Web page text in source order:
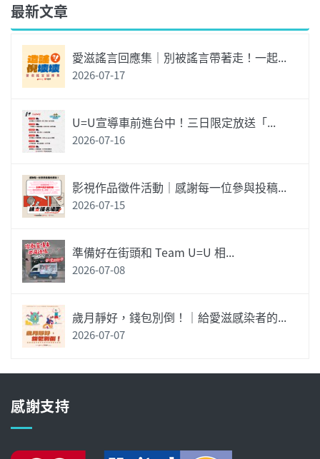
最新文章
愛滋謠言回應集｜別被謠言帶著走！一起...
2026-07-17
U=U宣導車前進台中！三日限定放送「...
2026-07-16
影視作品徵件活動｜感謝每一位參與投稿...
2026-07-15
準備好在街頭和 Team U=U 相...
2026-07-08
歲月靜好，錢包別倒！｜給愛滋感染者的...
2026-07-07
感謝支持